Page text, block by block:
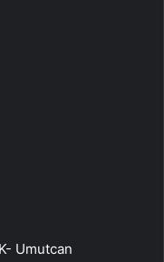
Umutcan